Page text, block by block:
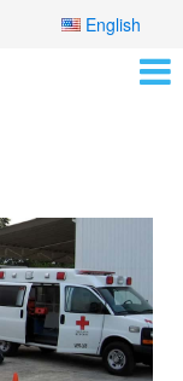
English